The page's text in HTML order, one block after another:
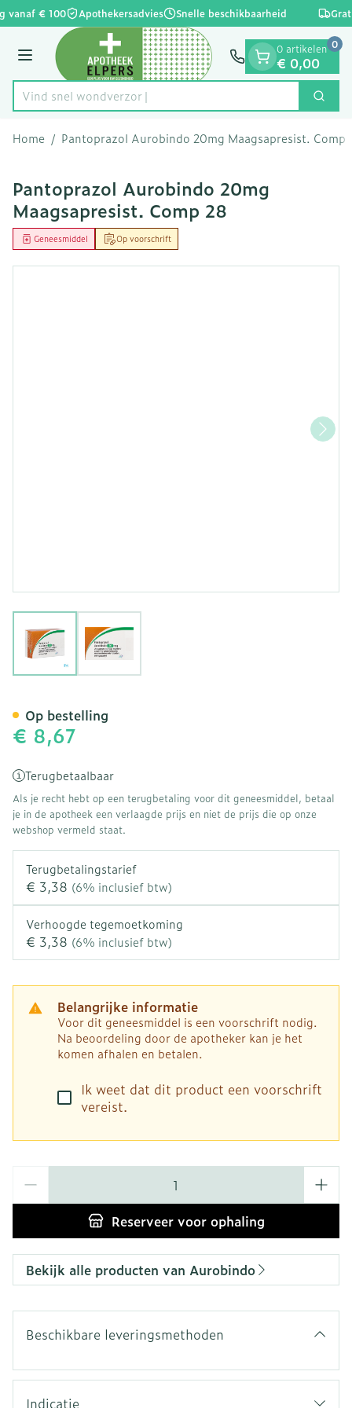
Ga naar de inhoud
1 van 1
vanaf € 100 Apothekersadvies Snelle beschikbaarheid
Menu
Product, merk, categorie...
Vind snel w Zoek
0 artikelen
€ 0,00
0
Home / Pantoprazol Aurobindo 20mg Maagsapresist. Comp
Pantoprazol Aurobindo 20mg
Maagsapresist. Comp 28
Op voorschrift
Geneesmiddel
€ 8,67
Terugbetaalbaar
Als je recht hebt op een terugbetaling voor dit geneesmiddel, betaal
je in de apotheek een verlaagde prijs en niet de prijs die op onze
webshop vermeld staat.
Terugbetalingstarief
€ 3,38 (6% inclusief btw)
Verhoogde tegemoetkoming
€ 3,38 (6% inclusief btw)
Belangrijke informatie
Voor dit geneesmiddel is een voorschrift nodig.
Na beoordeling door de apotheker kan je het
komen afhalen en betalen.
Ik weet dat dit product een voorschrift
vereist.
Reserveervoor ophaling
Op bestelling
Bekijk alle producten van Aurobindo
Beschikbare leveringsmethoden
Indicatie